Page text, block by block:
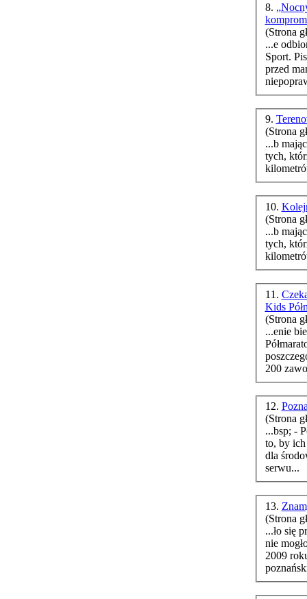
8.
(Strona
...e
Sport.
przed maratonem. I…
9.
(Strona
...b mających
tych,
10.
(Strona
...b mających
tych,
11.
Kids
(Strona
...enie biegaczy. W liczbie 900
200
12.
(Strona
...bsp; - Poznańskie imprezy biegowe starają się zmieniać po
to, by ich
dla
serwu...
13.
(Strona
...ło się
nie
2009